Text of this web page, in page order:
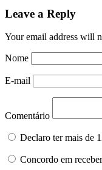
Leave a Reply
Your email address will
Nome
E-mail
Comentário
Declaro ter mais de
Concordo em